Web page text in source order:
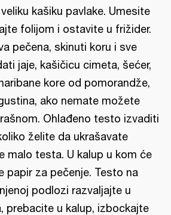
kašiku pavlake. Umesite
folijom i ostavite u frižider.
pečena, skinuti koru i sve
jaje, kašičicu cimeta, šećer,
kore od pomorandže,
ako nemate možete
Ohlađeno testo izvaditi
želite da ukrašavate
malo testa. U kalup u kom će
papir za pečenje. Testo na
podlozi razvaljajte u
prebacite u kalup, izbockajte